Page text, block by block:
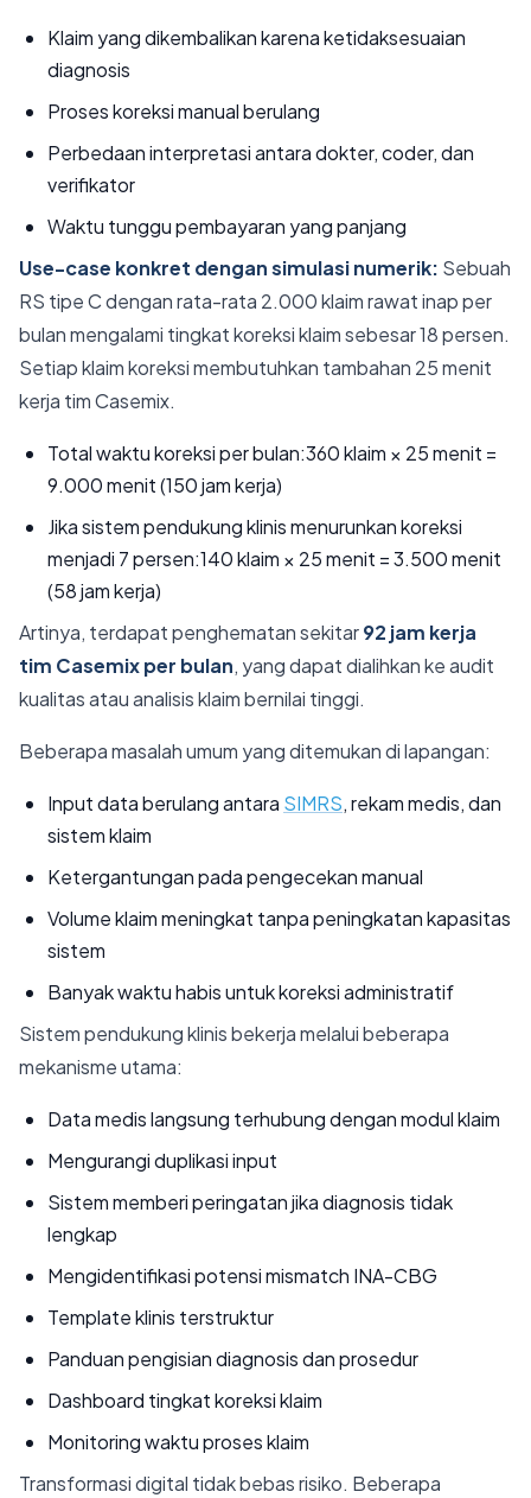
Klaim yang dikembalikan karena ketidaksesuaian
diagnosis
Proses koreksi manual berulang
Perbedaan interpretasi antara dokter, coder, dan
verifikator
Waktu tunggu pembayaran yang panjang
Use-case konkret dengan simulasi numerik: Sebuah
RS tipe C dengan rata-rata 2.000 klaim rawat inap per
bulan mengalami tingkat koreksi klaim sebesar 18 persen.
Setiap klaim koreksi membutuhkan tambahan 25 menit
kerja tim Casemix.
Total waktu koreksi per bulan:360 klaim × 25 menit =
9.000 menit (150 jam kerja)
Jika sistem pendukung klinis menurunkan koreksi
menjadi 7 persen:140 klaim × 25 menit = 3.500 menit
(58 jam kerja)
Artinya, terdapat penghematan sekitar92 jam kerja
tim Casemix per bulan, yang dapat dialihkan ke audit
kualitas atau analisis klaim bernilai tinggi.
Beberapa masalah umum yang ditemukan di lapangan:
Input data berulang antara SIMRS, rekam medis, dan
sistem klaim
Ketergantungan pada pengecekan manual
Volume klaim meningkat tanpa peningkatan kapasitas
sistem
Banyak waktu habis untuk koreksi administratif
Sistem pendukung klinis bekerja melalui beberapa
mekanisme utama:
Data medis langsung terhubung dengan modul klaim
Mengurangi duplikasi input
Sistem memberi peringatan jika diagnosis tidak
lengkap
Mengidentifikasi potensi mismatch INA-CBG
Template klinis terstruktur
Panduan pengisian diagnosis dan prosedur
Dashboard tingkat koreksi klaim
Monitoring waktu proses klaim
Transformasi digital tidak bebas risiko. Beberapa